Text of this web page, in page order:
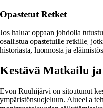
Opastetut Retket
Jos haluat oppaan johdolla
osallistua opastetuille retkille,
historiasta, luonnosta ja
Kestävä Matkailu
Evon Ruuhijärvi on sitoutunut
ympäristönsuojeluun. Alueella